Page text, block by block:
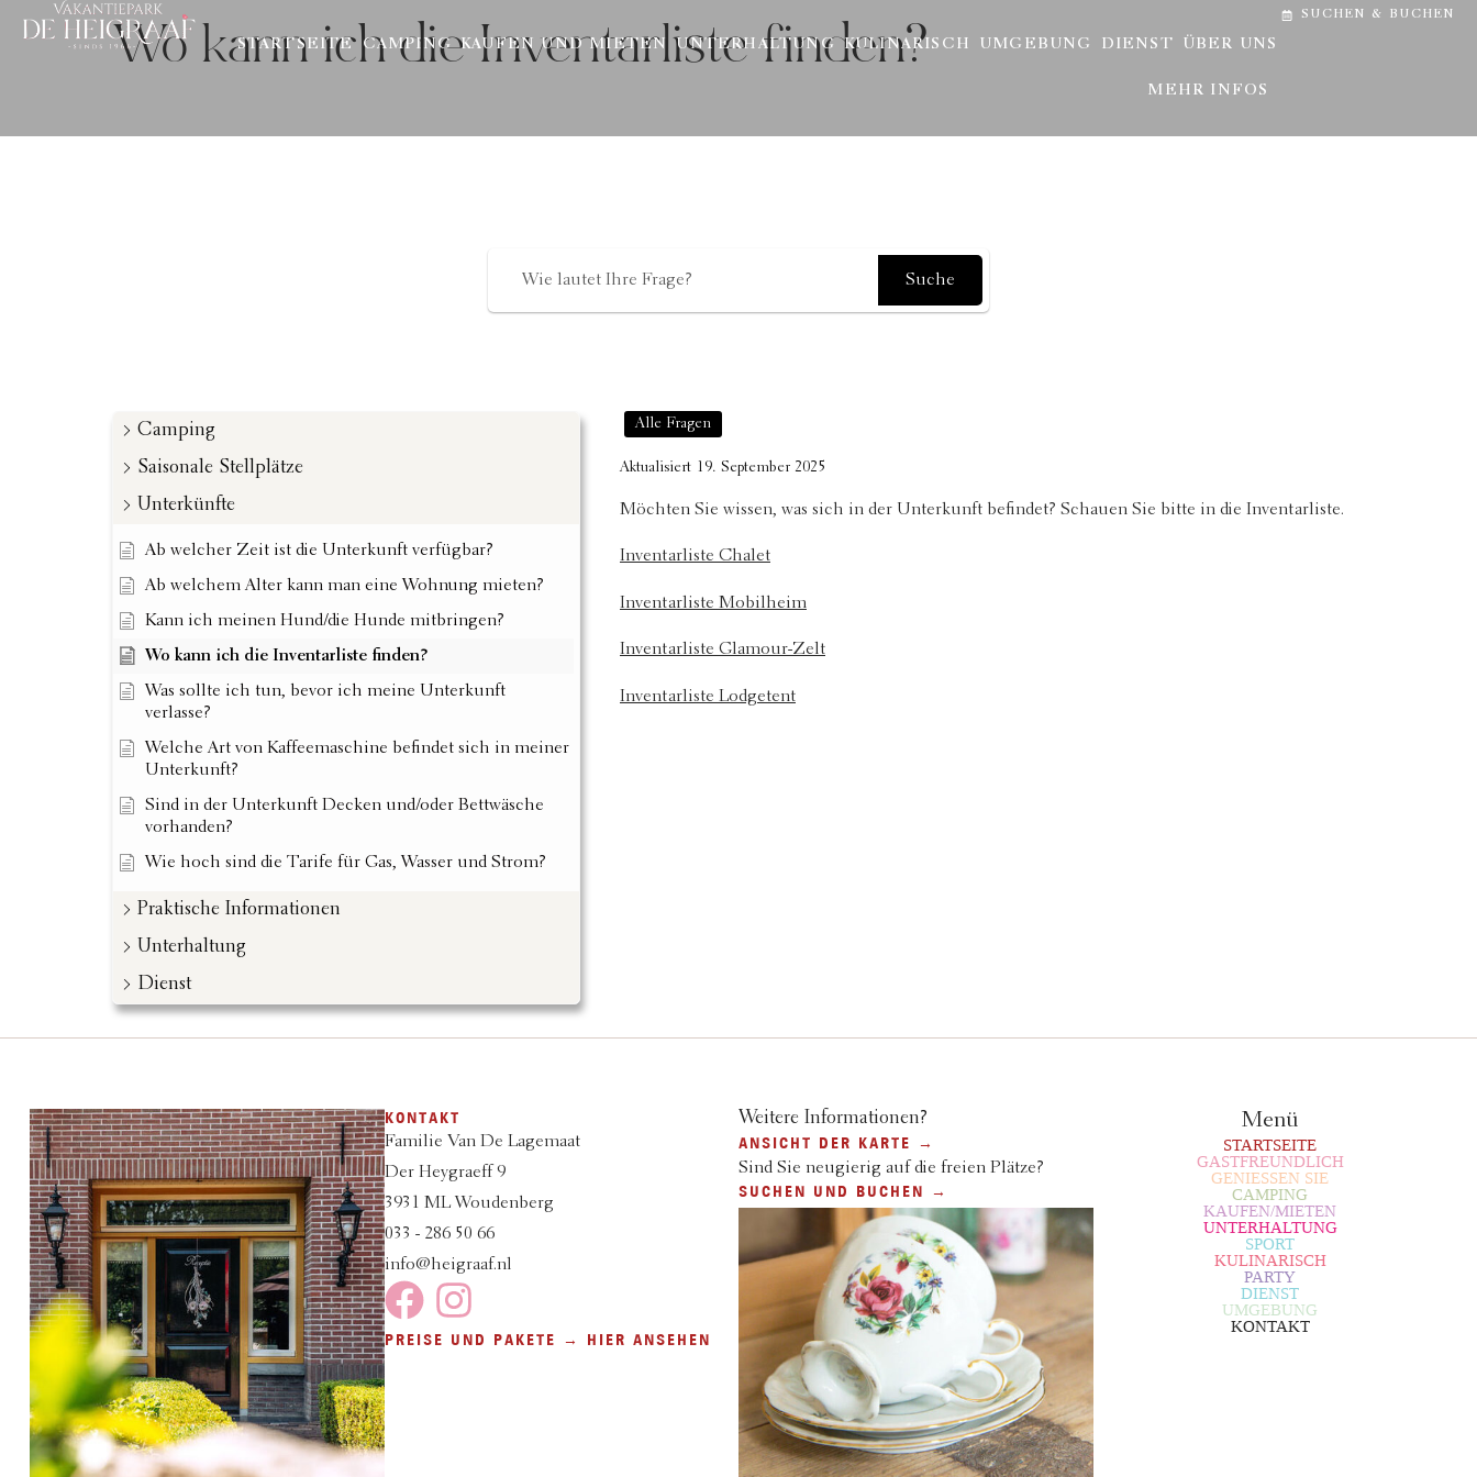
STARTSEITE CAMPING KAUFEN UND MIETEN UNTERHALTUNG KULINARISCH UMGEBUNG DIENST ÜBER UNS
MEHR INFOS
SUCHEN & BUCHEN
Wo kann ich die Inventarliste finden?
Suche
Camping
Saisonale Stellplätze
Unterkünfte
Ab welcher Zeit ist die Unterkunft verfügbar?
Ab welchem Alter kann man eine Wohnung mieten?
Kann ich meinen Hund/die Hunde mitbringen?
Wo kann ich die Inventarliste finden?
Was sollte ich tun, bevor ich meine Unterkunft
verlasse?
Welche Art von Kaffeemaschine befindet sich in meiner
Unterkunft?
Sind in der Unterkunft Decken und/oder Bettwäsche
vorhanden?
Wie hoch sind die Tarife für Gas, Wasser und Strom?
Praktische Informationen
Unterhaltung
Dienst
Alle Fragen
Aktualisiert 19. September 2025
Möchten Sie wissen, was sich in der Unterkunft befindet? Schauen Sie bitte in die Inventarliste.
Inventarliste Chalet
Inventarliste Mobilheim
Inventarliste Glamour-Zelt
Inventarliste Lodgetent
KONTAKT
Familie Van De Lagemaat
Der Heygraeff 9
3931 ML Woudenberg
033 - 286 50 66
info@heigraaf.nl
PREISE UND PAKETE → HIER ANSEHEN
Weitere Informationen?
ANSICHT DER KARTE →
Sind Sie neugierig auf die freien Plätze?
SUCHEN UND BUCHEN →
Menü
STARTSEITE
GASTFREUNDLICH
GENIESSEN SIE
CAMPING
KAUFEN/MIETEN
UNTERHALTUNG
SPORT
KULINARISCH
PARTY
DIENST
UMGEBUNG
KONTAKT